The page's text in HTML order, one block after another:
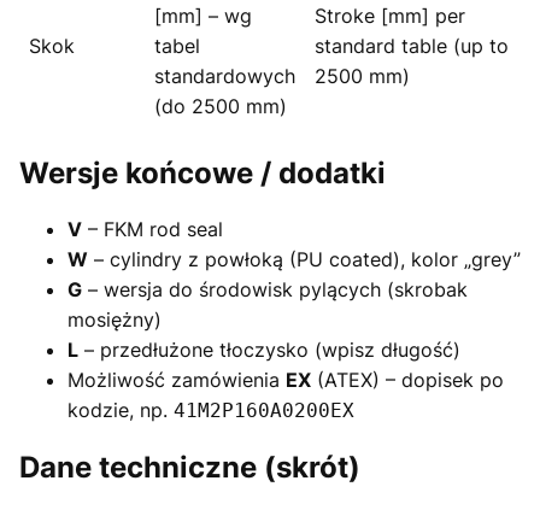
Skok
[mm] – wg
tabel
standardowych
(do 2500 mm)
Stroke [mm] per
standard table (up to
2500 mm)
Wersje końcowe / dodatki
V – FKM rod seal
W – cylindry z powłoką (PU coated), kolor „grey”
G – wersja do środowisk pylących (skrobak
mosiężny)
L – przedłużone tłoczysko (wpisz długość)
Możliwość zamówienia EX (ATEX) – dopisek po
kodzie, np. 41M2P160A0200EX
Dane techniczne (skrót)